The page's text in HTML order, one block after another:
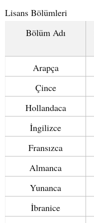
Lisans Bölümleri
Bölüm Adı
Arapça
Çince
Hollandaca
İngilizce
Fransızca
Almanca
Yunanca
İbranice